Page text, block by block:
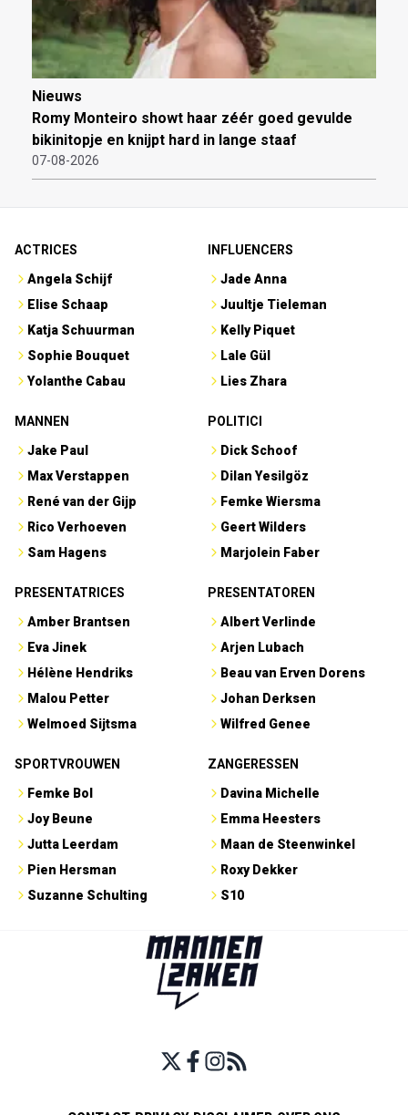
Nieuws
Romy Monteiro showt haar zéér goed gevulde
bikinitopje en knijpt hard in lange staaf
07-08-2026
ACTRICES
Angela Schijf
Elise Schaap
Katja Schuurman
Sophie Bouquet
Yolanthe Cabau
INFLUENCERS
Jade Anna
Juultje Tieleman
Kelly Piquet
Lale Gül
Lies Zhara
MANNEN
Jake Paul
Max Verstappen
René van der Gijp
Rico Verhoeven
Sam Hagens
POLITICI
Dick Schoof
Dilan Yesilgöz
Femke Wiersma
Geert Wilders
Marjolein Faber
PRESENTATRICES
Amber Brantsen
Eva Jinek
Hélène Hendriks
Malou Petter
Welmoed Sijtsma
PRESENTATOREN
Albert Verlinde
Arjen Lubach
Beau van Erven Dorens
Johan Derksen
Wilfred Genee
SPORTVROUWEN
Femke Bol
Joy Beune
Jutta Leerdam
Pien Hersman
Suzanne Schulting
ZANGERESSEN
Davina Michelle
Emma Heesters
Maan de Steenwinkel
Roxy Dekker
S10